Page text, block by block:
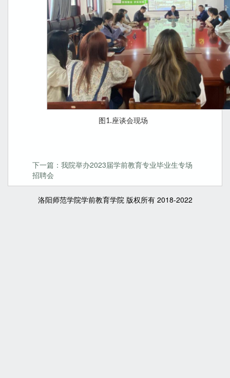
图 1.座谈会现场
下一篇：我院举办2023届学前教育专业毕业生专场
招聘会
洛阳师范学院学前教育学院 版权所有 2018-2022